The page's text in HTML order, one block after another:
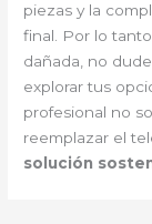
piezas y la
final. Por lo
dañada, no
explorar tus
profesional no
reemplazar el
solución